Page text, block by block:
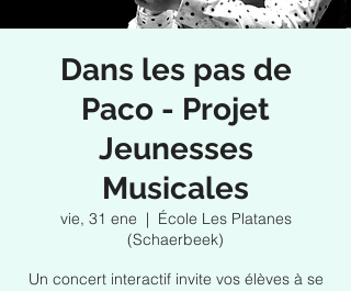
Dans les pas de
Paco - Projet
Jeunesses
Musicales
vie, 31 ene
  |
École Les Platanes
(Schaerbeek)
Un concert interactif invite vos élèves à se